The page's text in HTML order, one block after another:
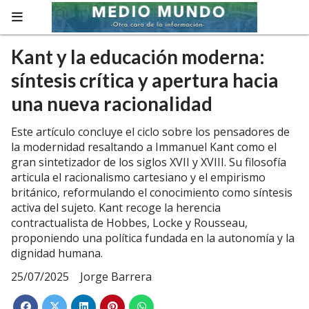
Kant y la educación moderna:
síntesis crítica y apertura hacia
una nueva racionalidad
Este artículo concluye el ciclo sobre los pensadores de
la modernidad resaltando a Immanuel Kant como el
gran sintetizador de los siglos XVII y XVIII. Su filosofía
articula el racionalismo cartesiano y el empirismo
británico, reformulando el conocimiento como síntesis
activa del sujeto. Kant recoge la herencia
contractualista de Hobbes, Locke y Rousseau,
proponiendo una política fundada en la autonomía y la
dignidad humana.
25/07/2025
Jorge Barrera